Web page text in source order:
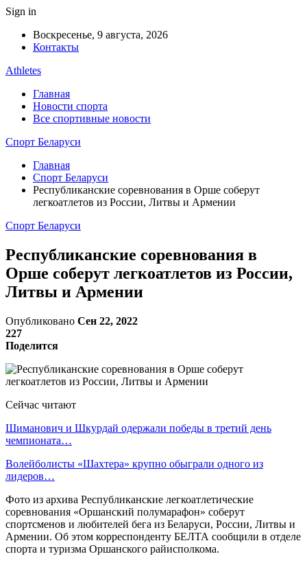
Sign in
Воскресенье, 9 августа, 2026
Контакты
Athletes
Главная
Новости спорта
Все спортивные новости
Спорт Беларуси
Главная
Спорт Беларуси
Республиканские соревнования в Орше соберут
легкоатлетов из России, Литвы и Армении
Спорт Беларуси
Республиканские соревнования в
Орше соберут легкоатлетов из России,
Литвы и Армении
Опубликовано Сен 22, 2022
227
Поделится
Сейчас читают
Шиманович и Шкурдай одержали победы в третий день
чемпионата…
Волейболисты «Шахтера» крупно обыграли одного из
лидеров…
Фото из архива Республиканские легкоатлетические
соревнования «Оршанский полумарафон» соберут
спортсменов и любителей бега из Беларуси, России, Литвы и
Армении. Об этом корреспонденту БЕЛТА сообщили в отделе
спорта и туризма Оршанского райисполкома.